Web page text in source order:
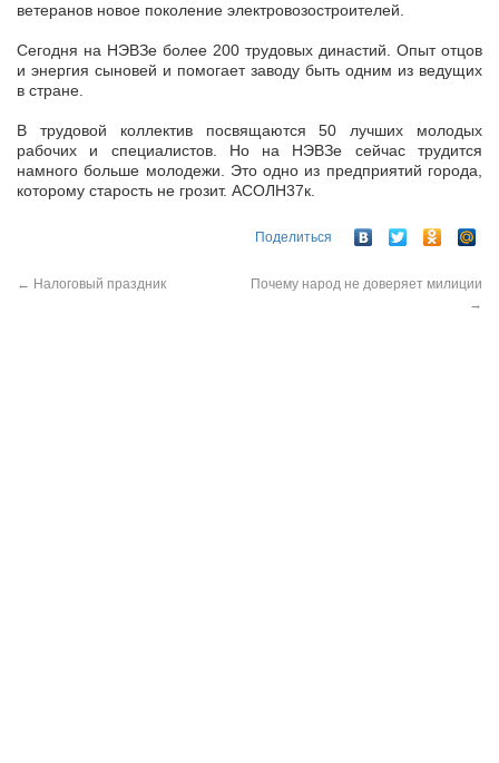
ветеранов новое поколение электровозостроителей.
Сегодня на НЭВЗе более 200 трудовых династий. Опыт отцов
и энергия сыновей и помогает заводу быть одним из ведущих
в стране.
В трудовой коллектив посвящаются 50 лучших молодых
рабочих и специалистов. Но на НЭВЗе сейчас трудится
намного больше молодежи. Это одно из предприятий города,
которому старость не грозит. АСОЛН37к.
Поделиться
← Налоговый праздник
Почему народ не доверяет милиции
→